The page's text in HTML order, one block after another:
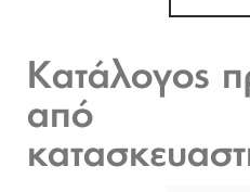
Κατάλογος
από